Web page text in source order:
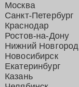
Москва
Санкт-Петербург
Краснодар
Ростов-на-Дону
Нижний Новгород
Новосибирск
Екатеринбург
Казань